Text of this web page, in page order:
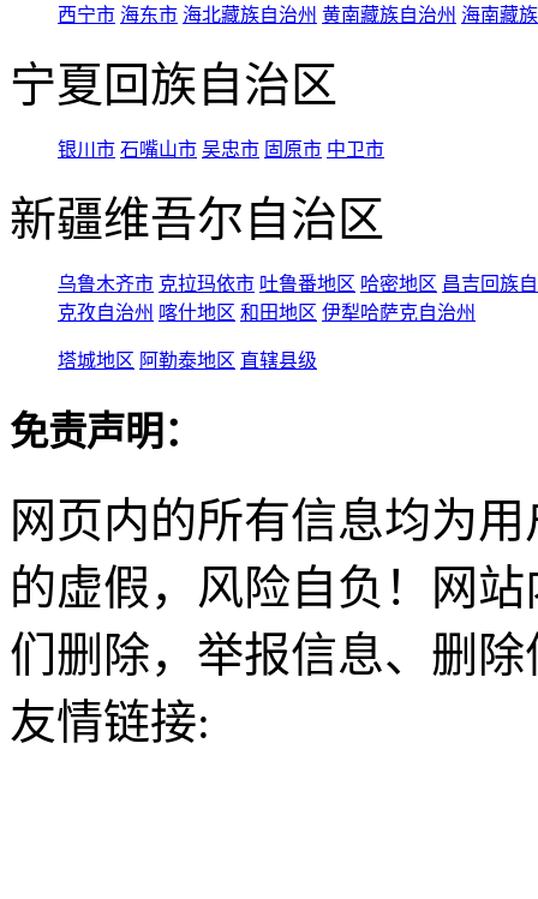
西宁市 海东市 海北藏族自治州 黄南藏族自治州 海南藏
宁夏回族自治区
银川市 石嘴山市 吴忠市 固原市 中卫市
新疆维吾尔自治区
乌鲁木齐市 克拉玛依市 吐鲁番地区 哈密地区 昌吉回族
克孜自治州 喀什地区 和田地区 伊犁哈萨克自治州
塔城地区 阿勒泰地区 直辖县级
免责声明：
网页内的所有信息均为
的虚假，风险自负！网
们删除，举报信息、删
友情链接: